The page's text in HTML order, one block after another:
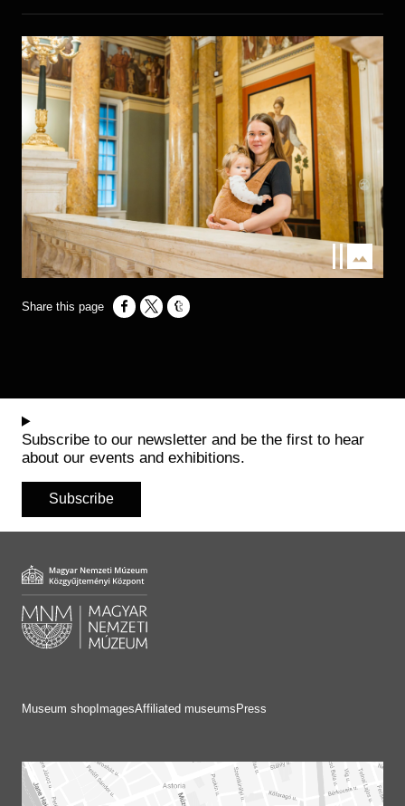
Image
Opens in a new window
Opens in a new window
Opens in a new window
Subscribe to our newsletter and be the first to hear
about our events and exhibitions.
Subscribe
Museum shop ImagesAffiliated museums Press